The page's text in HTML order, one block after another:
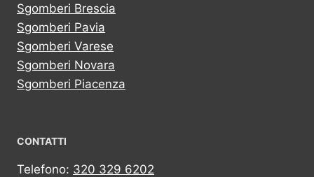
Sgomberi Brescia
Sgomberi Pavia
Sgomberi Varese
Sgomberi Novara
Sgomberi Piacenza
CONTATTI
Telefono: 320 329 6202